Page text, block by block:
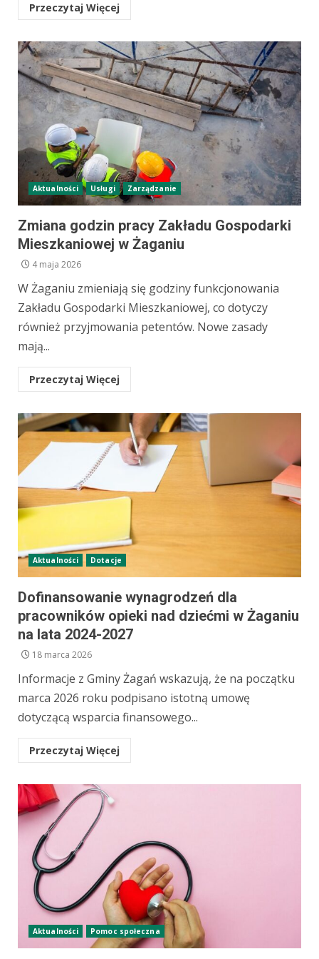
Przeczytaj Więcej
Aktualności Usługi Zarządzanie
Zmiana godzin pracy Zakładu Gospodarki
Mieszkaniowej w Żaganiu
4 maja 2026
W Żaganiu zmieniają się godziny funkcjonowania
Zakładu Gospodarki Mieszkaniowej, co dotyczy
również przyjmowania petentów. Nowe zasady
mają...
Przeczytaj Więcej
Aktualności Dotacje
Dofinansowanie wynagrodzeń dla
pracowników opieki nad dziećmi w Żaganiu
na lata 2024-2027
18 marca 2026
Informacje z Gminy Żagań wskazują, że na początku
marca 2026 roku podpisano istotną umowę
dotyczącą wsparcia finansowego...
Przeczytaj Więcej
Aktualności Pomoc społeczna